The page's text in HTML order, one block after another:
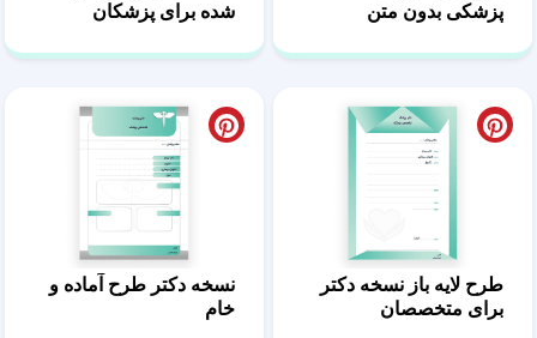
پزشکی بدون متن
شده برای پزشکان
طرح لایه باز نسخه دکتر
برای متخصصان
نسخه دکتر طرح آماده و
خام